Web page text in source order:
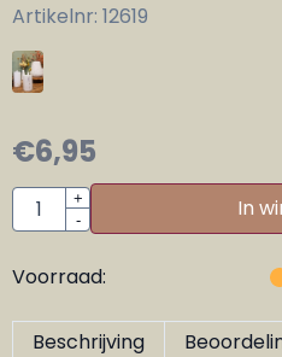
Artikelnr: 12619
€6,95
Aantal
+
-
In
Voorraad:
Beschrijving